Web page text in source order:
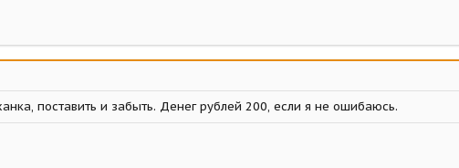
поставить и забыть. Денег рублей 200, если я не ошибаюсь.